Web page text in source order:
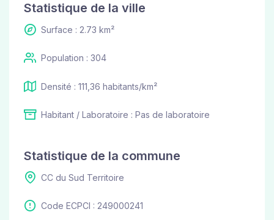
Statistique de la ville
Surface : 2.73 km²
Population : 304
Densité : 111,36 habitants/km²
Habitant / Laboratoire : Pas de laboratoire
Statistique de la commune
CC du Sud Territoire
Code ECPCI : 249000241